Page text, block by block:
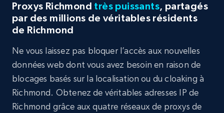
Proxys Richmond très puissants, partagés
par des millions de véritables résidents
de Richmond
Ne vous laissez pas bloquer l’accès aux nouvelles
données web dont vous avez besoin en raison de
blocages basés sur la localisation ou du cloaking à
Richmond. Obtenez de véritables adresses IP de
Richmond grâce aux quatre réseaux de proxys de